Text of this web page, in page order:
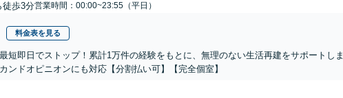
徒歩3分営業時間：00:00~23:55（平日）
料金表を見る
短即日でストップ！累計1万件の経験をもとに、無理のない生活再建をサポートしま
ドオピニオンにも対応【分割払い可】【完全個室】